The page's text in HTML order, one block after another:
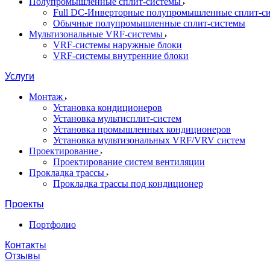
Full DC-Инверторные полупромышленные сплит-
Обычные полупромышленные сплит-системы
Мультизональные VRF-системы
VRF-системы наружные блоки
VRF-системы внутренние блоки
Услуги
Монтаж
Установка кондиционеров
Установка мультисплит-систем
Установка промышленных кондиционеров
Установка мультизональных VRF/VRV систем
Проектирование
Проектирование систем вентиляции
Прокладка трассы
Прокладка трассы под кондиционер
Проекты
Портфолио
Контакты
Отзывы